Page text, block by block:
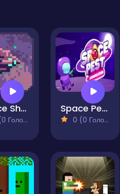
Space Shooter Space Pest Annihilation
0 (0 Голосів)